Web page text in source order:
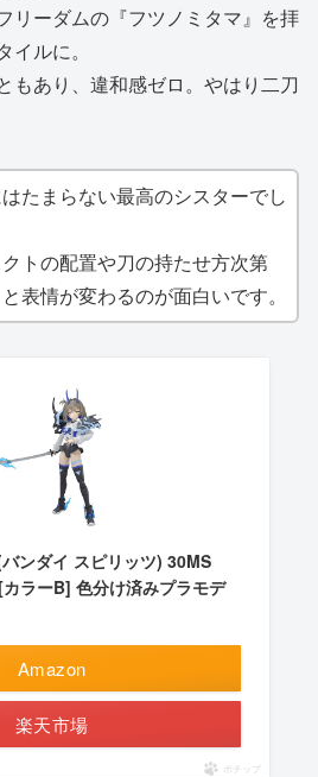
リーダムの『フツノミタマ』を拝
ルに。
もあり、違和感ゼロ。やはり二刀
たまらない最高のシスターでし
トの配置や刀の持たせ方次第
表情が変わるのが面白いです。
ンダイ スピリッツ) 30MS
ラーB] 色分け済みプラモデ
Amazon
楽天市場
ポチップ